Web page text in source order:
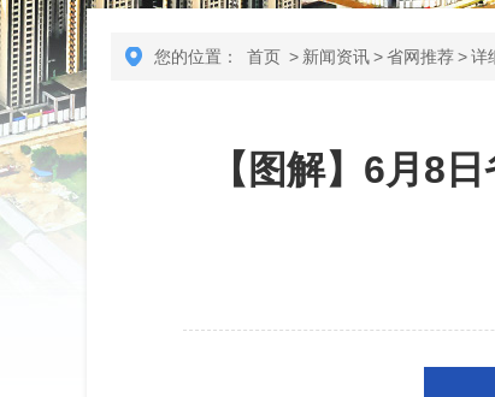
您的位置： 首页 > 新闻资讯>省网推荐>详
【图解】6月8